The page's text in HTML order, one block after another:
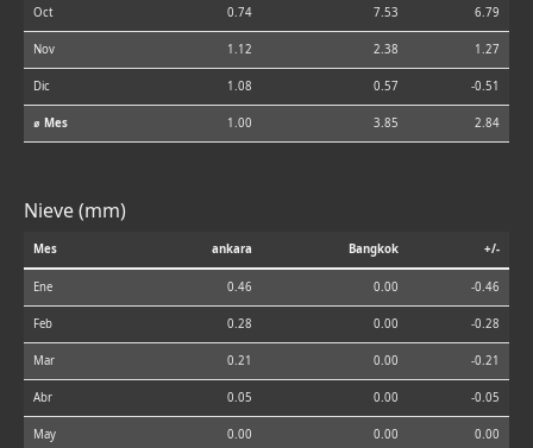
Oct 0.74 7.53 6.79
Nov 1.12 2.38 1.27
Dic 1.08 0.57 -0.51
⌀ Mes 1.00 3.85 2.84
Nieve (mm)
Mes ankara Bangkok +/-
Ene 0.46 0.00 -0.46
Feb 0.28 0.00 -0.28
Mar 0.21 0.00 -0.21
Abr 0.05 0.00 -0.05
May 0.00 0.00 0.00